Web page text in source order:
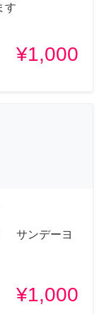
す
¥1,000
サンデーヨ
¥1,000